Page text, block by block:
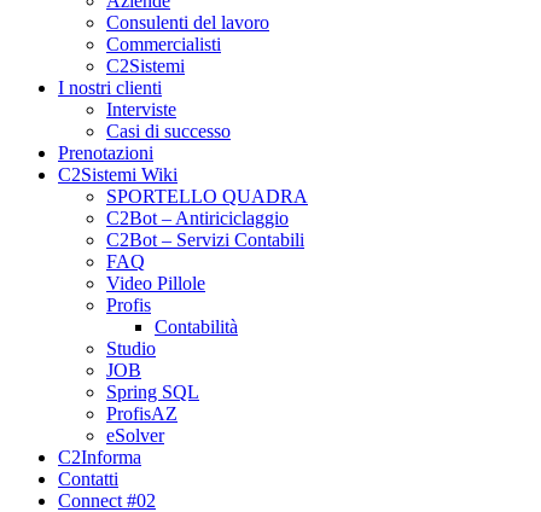
Consulenti del lavoro
Commercialisti
C2Sistemi
I nostri clienti
Interviste
Casi di successo
Prenotazioni
C2Sistemi Wiki
SPORTELLO QUADRA
C2Bot – Antiriciclaggio
C2Bot – Servizi Contabili
FAQ
Video Pillole
Profis
Contabilità
Studio
JOB
Spring SQL
ProfisAZ
eSolver
C2Informa
Contatti
Connect #02